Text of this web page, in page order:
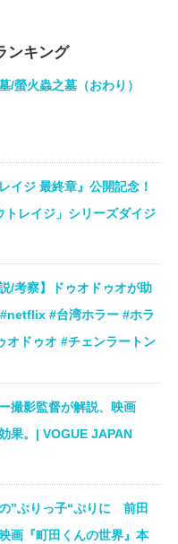
ンキング
/螢火蟲之墓（おわり）
イジ 最終章』公開記念！
トレイジ」シリーズダイジ
/考察】ドゥオドゥオが助
#台湾ホラー #ホラ
オドゥオ #チェンラートン
撮影監督が解説、映画
果。| VOGUE JAPAN
の”ぶりっ子“ぷりに 前田
『町田くんの世界』本